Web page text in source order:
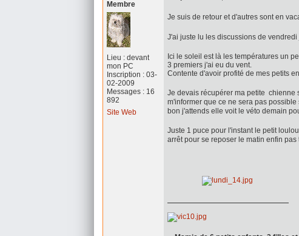
Membre
Lieu : devant
mon PC
Inscription : 03-
02-2009
Messages : 16
892
Site Web
Je suis de retour et d'autres sont en
J'ai juste lu les discussions de
Ici le soleil est là les températures un
3 premiers j'ai eu du vent.
Contente d'avoir profité de mes petits
Je devais récupérer ma petite chienne
m'informer que ce ne sera pas
bon j'attends elle voit le véto demain
Juste 1 puce pour l'instant le petit
arrêt pour se reposer le matin enfin pas